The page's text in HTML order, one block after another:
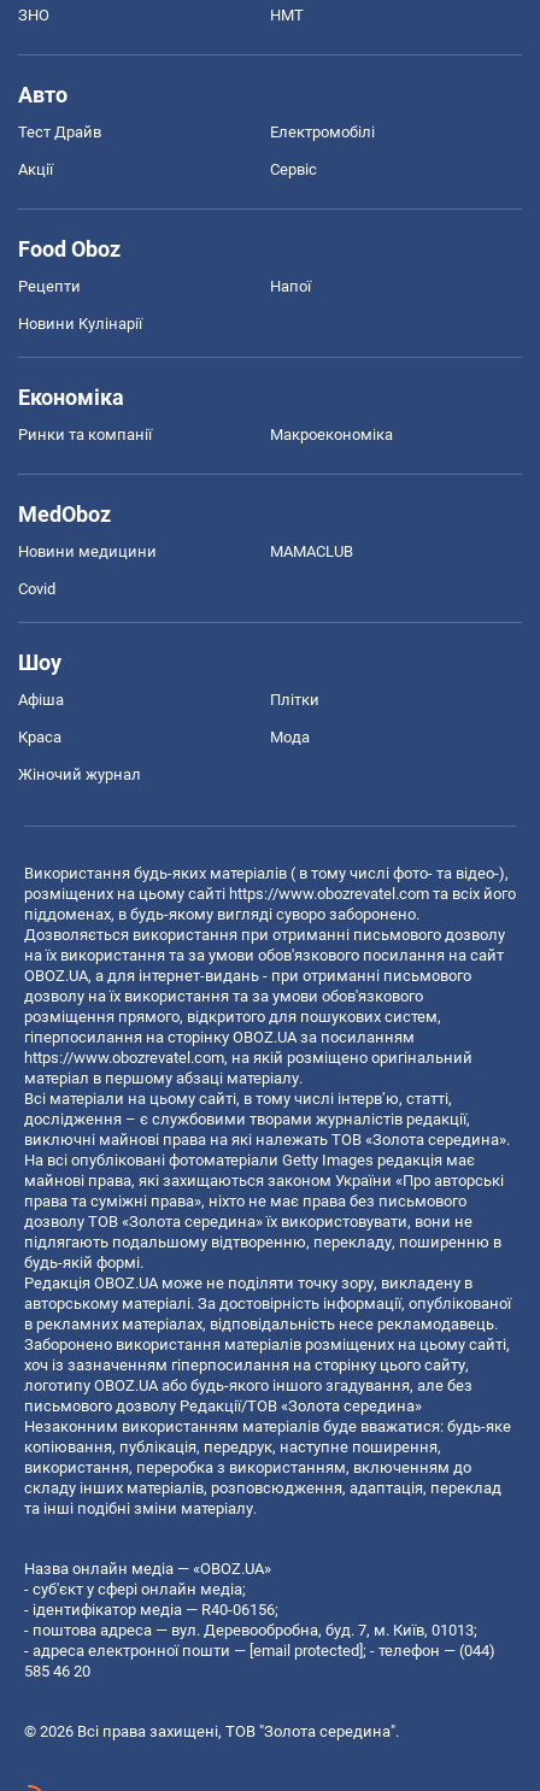
ЗНО НМТ
Авто
Тест Драйв Електромобілі
Акції Сервіс
Food Oboz
Рецепти Напої
Новини Кулінарії
Економіка
Ринки та компанії Макроекономіка
MedOboz
Новини медицини MAMACLUB
Covid
Шоу
Афіша Плітки
Краса Мода
Жіночий журнал
Використання будь-яких матеріалів ( в тому числі фото- та відео-),
розміщених на цьому сайті https://www.obozrevatel.com та всіх його
піддоменах, в будь-якому вигляді суворо заборонено.
Дозволяється використання при отриманні письмового дозволу
на їх використання та за умови обов'язкового посилання на сайт
OBOZ.UA, а для інтернет-видань - при отриманні письмового
дозволу на їх використання та за умови обов'язкового
розміщення прямого, відкритого для пошукових систем,
гіперпосилання на сторінку OBOZ.UA за посиланням
https://www.obozrevatel.com, на якій розміщено оригінальний
матеріал в першому абзаці матеріалу.
Всі матеріали на цьому сайті, в тому числі інтерв’ю, статті,
дослідження – є службовими творами журналістів редакції,
виключні майнові права на які належать ТОВ «Золота середина».
На всі опубліковані фотоматеріали Getty Images редакція має
майнові права, які захищаються законом України «Про авторські
права та суміжні права», ніхто не має права без письмового
дозволу ТОВ «Золота середина» їх використовувати, вони не
підлягають подальшому відтворенню, перекладу, поширенню в
будь-якій формі.
Редакція OBOZ.UA може не поділяти точку зору, викладену в
авторському матеріалі. За достовірність інформації, опублікованої
в рекламних матеріалах, відповідальність несе рекламодавець.
Заборонено використання матеріалів розміщених на цьому сайті,
хоч із зазначенням гіперпосилання на сторінку цього сайту,
логотипу OBOZ.UA або будь-якого іншого згадування, але без
письмового дозволу Редакції/ТОВ «Золота середина»
Незаконним використанням матеріалів буде вважатися: будь-яке
копiювання, публiкацiя, передрук, наступне поширення,
використання, переробка з використанням, включенням до
складу інших матеріалів, розповсюдження, адаптація, переклад
та інші подібні зміни матеріалу.
Назва онлайн медіа — «OBOZ.UA»
- суб'єкт у сфері онлайн медіа;
- ідентифікатор медіа — R40-06156;
- поштова адреса — вул. Деревообробна, буд. 7, м. Київ, 01013;
- адреса електронної пошти — [email protected]; - телефон — (044)
585 46 20
© 2026 Всі права захищені, ТОВ "Золота середина".